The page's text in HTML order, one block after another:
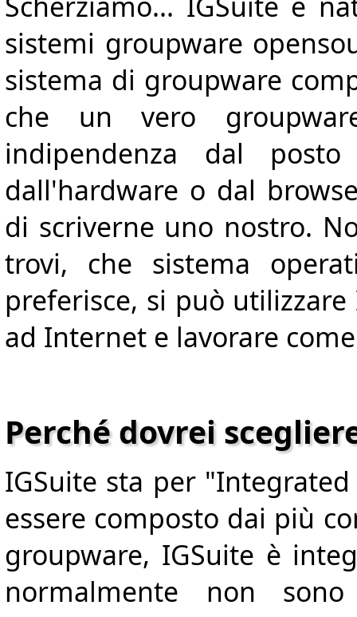
sistemi groupware
sistema di groupware
che un vero
indipendenza dal
dall'hardware o dal
di scriverne uno nostro.
trovi, che sistema
preferisce, si può utilizzare
ad Internet e lavorare
Perché dovrei
IGSuite sta per
essere composto dai più
groupware, IGSuite è
normalmente non